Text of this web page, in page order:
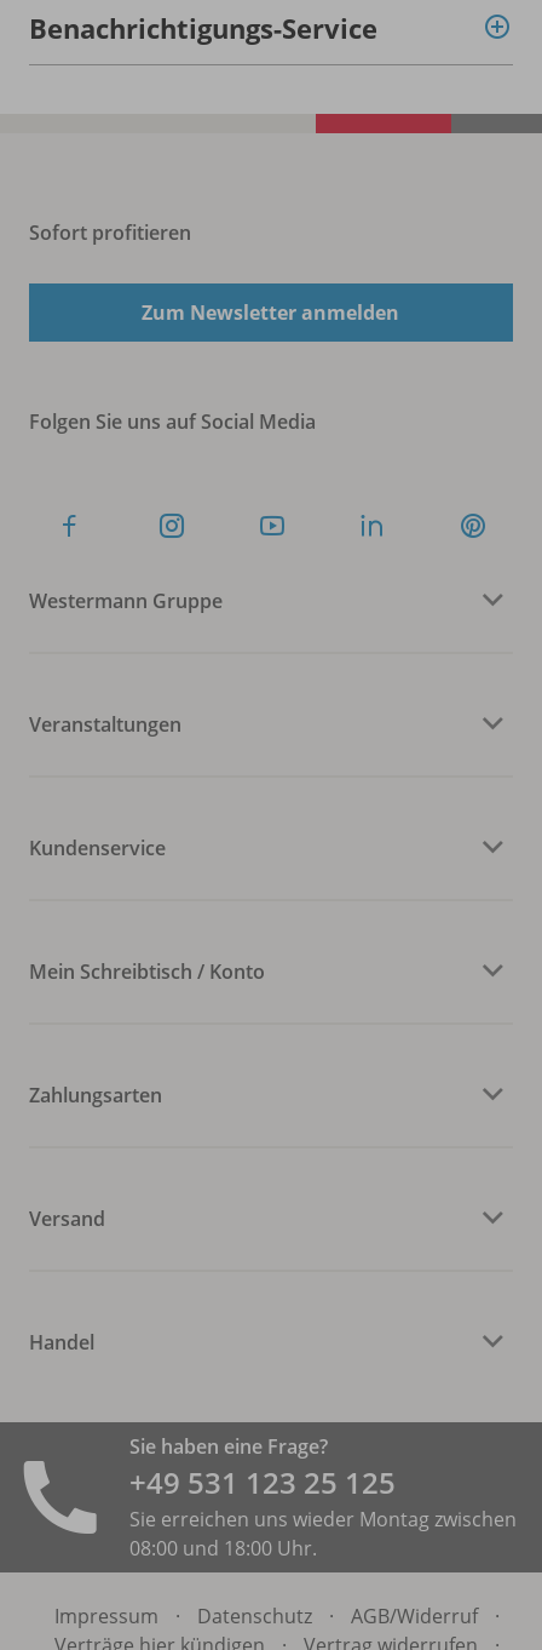
Benachrichtigungs-Service
Sofort profitieren
Zum Newsletter anmelden
Folgen Sie uns auf Social Media
Westermann Gruppe
Veranstaltungen
Kundenservice
Mein Schreibtisch / Konto
Zahlungsarten
Versand
Handel
Sie haben eine Frage?
+49 531 ­123 25 125
Sie erreichen uns wieder Montag zwischen
08:00 und 18:00 Uhr.
Impressum · Datenschutz · AGB/Widerruf
·
Verträge hier kündigen
· Vertrag widerrufen ·